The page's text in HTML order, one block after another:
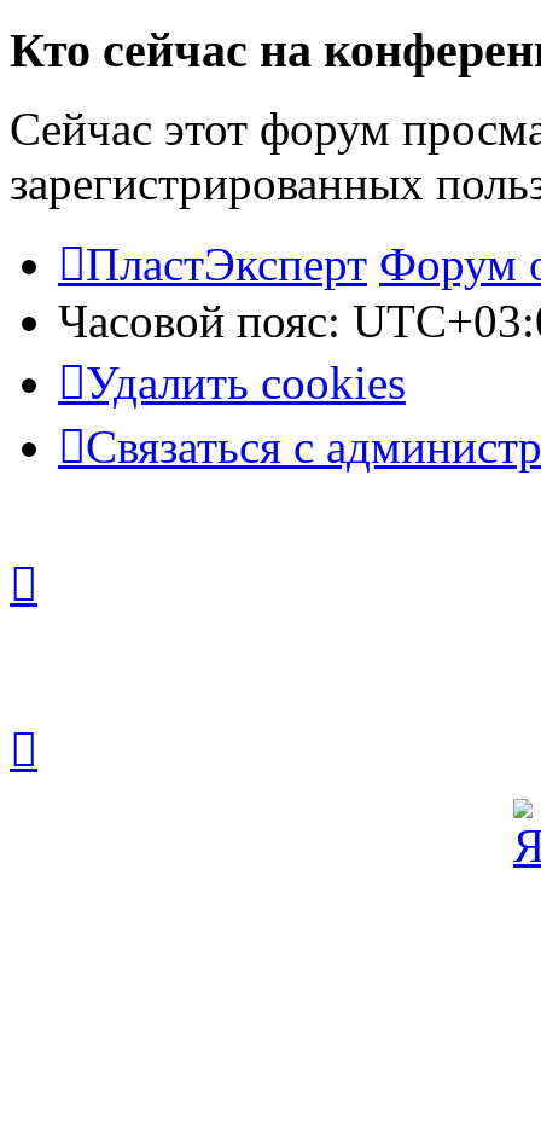
Кто сейчас на
Сейчас этот форум
зарегистрированных
ПластЭксперт Форум
Часовой пояс:
Удалить cookies
Связаться с